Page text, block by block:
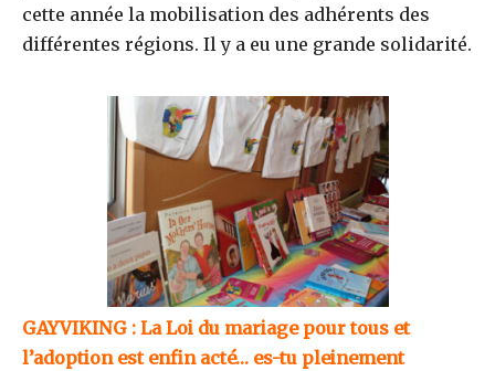
cette année la mobilisation des adhérents des
différentes régions. Il y a eu une grande solidarité.
GAYVIKING : La Loi du mariage pour tous et
l’adoption est enfin acté… es-tu pleinement